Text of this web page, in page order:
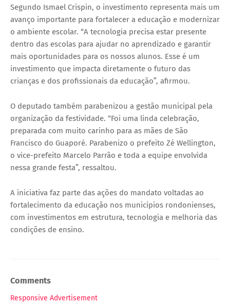
Segundo Ismael Crispin, o investimento representa mais um
avanço importante para fortalecer a educação e modernizar
o ambiente escolar. “A tecnologia precisa estar presente
dentro das escolas para ajudar no aprendizado e garantir
mais oportunidades para os nossos alunos. Esse é um
investimento que impacta diretamente o futuro das
crianças e dos profissionais da educação”, afirmou.
O deputado também parabenizou a gestão municipal pela
organização da festividade. “Foi uma linda celebração,
preparada com muito carinho para as mães de São
Francisco do Guaporé. Parabenizo o prefeito Zé Wellington,
o vice-prefeito Marcelo Parrão e toda a equipe envolvida
nessa grande festa”, ressaltou.
A iniciativa faz parte das ações do mandato voltadas ao
fortalecimento da educação nos municípios rondonienses,
com investimentos em estrutura, tecnologia e melhoria das
condições de ensino.
Comments
Responsive Advertisement